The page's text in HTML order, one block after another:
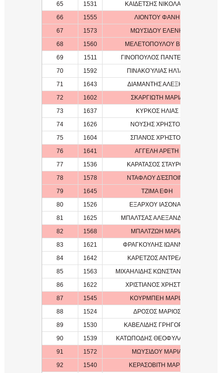
65
1531 ΚΑΙΔΕΤΣΗΣ ΝΙΚΟΛΑΟΣ
66
1555 ΛΙΟΝΤΟΥ ΦΑΝΗ
67
1573 ΜΩΥΣΙΔΟΥ ΕΛΕΝΗ
68
1560 ΜΕΛΕΤΟΠΟΥΛΟΥ ΒΙΚΥ
69
1511 ΓΙΝΟΠΟΥΛΟΣ ΠΑΝΤΕΛΗΣ
70
1592 ΠΙΝΑΚΟΎΛΙΑΣ ΗΛΊΑΣ
71
1643
ΔΙΑΜΑΝΤΗΣ ΑΛΕΞΗΣ
72
1602 ΣΚΑΡΓΙΩΤΗ ΜΑΡΙΑ
73
1637
ΚΥΡΚΟΣ ΗΛΙΑΣ
74
1626 ΝΟΥΣΗΣ ΧΡΗΣΤΟΣ
75
1604 ΣΠΑΝΌΣ ΧΡΉΣΤΟΣ
76
1641
ΑΓΓΕΛΗ ΑΡΕΤΗ
77
1536 ΚΑΡΑΤΑΣΟΣ ΣΤΑΥΡΟΣ
78
1578 ΝΤΑΦΛΟΥ ΔΈΣΠΟΙΝΑ
79
1645
ΤΖΙΜΑ ΕΦΗ
80
1526 ΕΞΑΡΧΟΥ ΙΑΣΟΝΑΣ
81
1625 ΜΠΑΛΤΣΑΣ ΑΛΕΞΑΝΔΡΟΣ
82
1568 ΜΠΑΛΤΖΩΗ ΜΑΡΙΑ
83
1621 ΦΡΑΓΚΟΥΛΗΣ ΙΩΑΝΝΗΣ
84
1642
ΚΑΡΕΤΖΟΣ ΑΝΤΡΕΑΣ
85
1563 ΜΙΧΑΗΛΙΔΗΣ ΚΩΝΣΤΑΝΤΙΝΟΣ
86
1622 ΧΡΙΣΤΙΑΝΟΣ ΧΡΗΣΤΟΣ
87
1545 ΚΟΥΡΜΠΕΗ ΜΑΡΙΑ
88
1524 ΔΡΟΣΟΣ ΜΑΡΙΟΣ
89
1530 ΚΑΒΕΛΙΔΗΣ ΓΡΗΓΟΡΗΣ
90
1539 ΚΑΤΩΠΟΔΗΣ ΘΕΟΦΥΛΑΚΤΟΣ
91
1572 ΜΩΥΣΙΔΟΥ ΜΑΡΙΑ
92
1540 ΚΕΡΑΣΟΒΙΤΗ ΜΑΡΙΑ